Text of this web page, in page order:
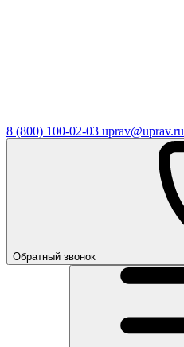
8 (800) 100-02-03 uprav@uprav.ru
Обратный звонок